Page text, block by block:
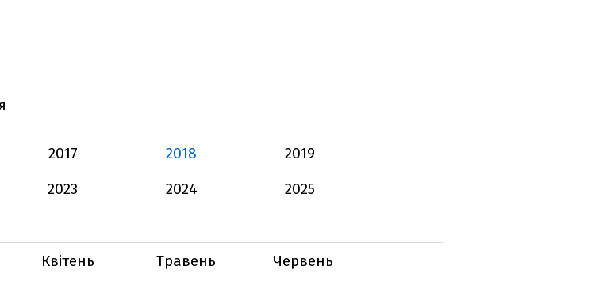
2017 2018
2019
2023 2024
2025
Квітень Травень
Червень